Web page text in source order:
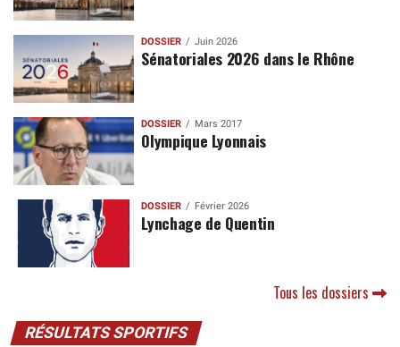
DOSSIER Juin 2026
Sénatoriales 2026 dans le Rhône
DOSSIER Mars 2017
Olympique Lyonnais
DOSSIER Février 2026
Lynchage de Quentin
Tous les dossiers
RÉSULTATS SPORTIFS